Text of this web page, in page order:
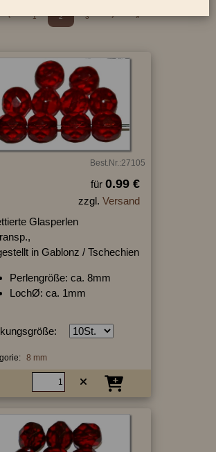
‹ 1 2 3 › »
Best.Nr.:27105
für 0.99 €
zzgl. Versand
Glasperlen
in Gablonz / Tschechien
Perlengröße: ca. 8mm
LochØ: ca. 1mm
8 mm